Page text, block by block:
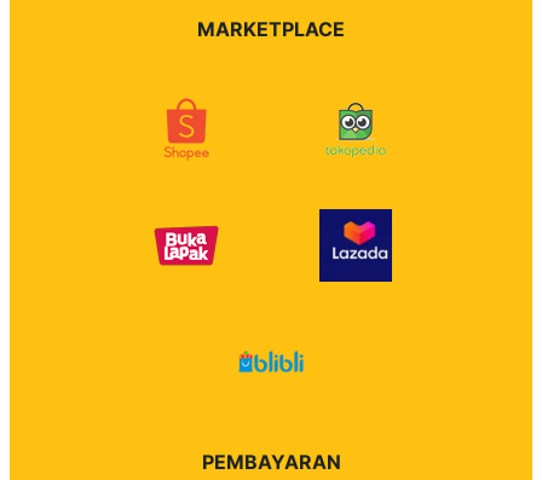
MARKETPLACE
PEMBAYARAN